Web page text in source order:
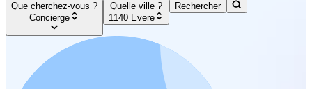
Que cherchez-vous ?
Concierge
Quelle ville ?
1140 Evere
Rechercher